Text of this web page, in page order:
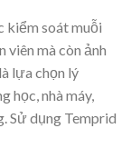
kiểm soát muỗi
viên mà còn ảnh
lựa chọn lý
học, nhà máy,
Sử dụng Temprid